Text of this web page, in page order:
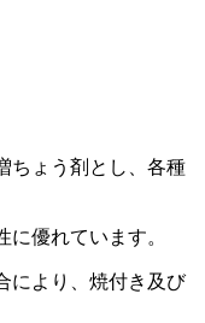
ちょう剤とし、各種
優れています。
により、焼付き及び